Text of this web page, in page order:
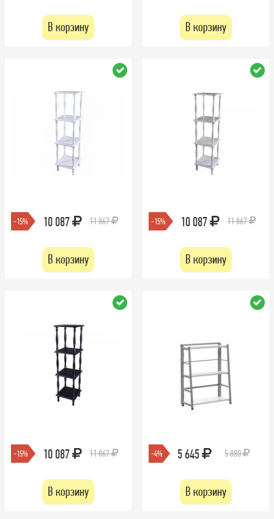
В корзину В корзину
-15% 10 087 11 867
В корзину
-15% 10 087 11 867
В корзину
-15% 10 087 11 867
В корзину
-4% 5 645 5 880
В корзину